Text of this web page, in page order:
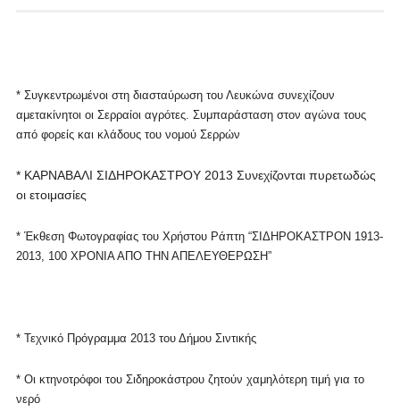
* Συγκεντρωμένοι στη διασταύρωση του Λευκώνα συνεχίζουν
αμετακίνητοι οι Σερραίοι αγρότες. Συμπαράσταση στον αγώνα τους
από φορείς και κλάδους του νομού Σερρών
* ΚΑΡΝΑΒΑΛΙ ΣΙΔΗΡΟΚΑΣΤΡΟΥ 2013 Συνεχίζονται πυρετωδώς
οι ετοιμασίες
* Έκθεση Φωτογραφίας του Χρήστου Ράπτη “ΣΙΔΗΡΟΚΑΣΤΡΟΝ 1913-
2013, 100 ΧΡΟΝΙΑ ΑΠΟ ΤΗΝ ΑΠΕΛΕΥΘΕΡΩΣΗ”
* Τεχνικό Πρόγραμμα 2013 του Δήμου Σιντικής
* Οι κτηνοτρόφοι του Σιδηροκάστρου ζητούν χαμηλότερη τιμή για το
νερό